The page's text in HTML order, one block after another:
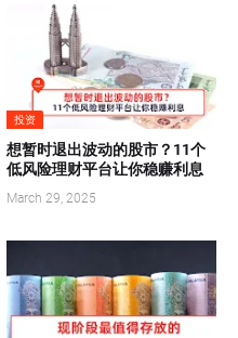
投资
想暂时退出波动的股市？11个
低风险理财平台让你稳赚利息
March 29, 2025